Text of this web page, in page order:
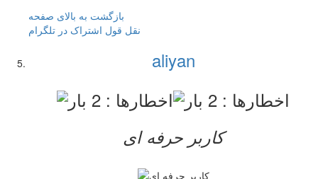
بازگشت به بالای صفحه
نقل قول اشتراک در تلگرام
aliyan
کاربر حرفه ای